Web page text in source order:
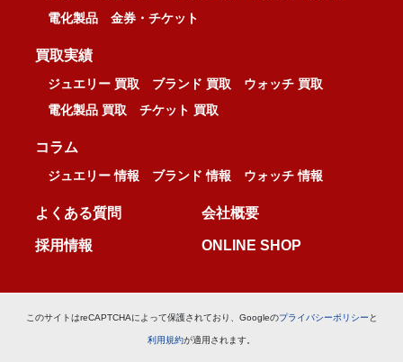
電化製品
金券・チケット
買取実績
ジュエリー 買取 ブランド 買取
ウォッチ 買取
電化製品 買取
チケット 買取
コラム
ジュエリー 情報 ブランド 情報 ウォッチ 情報
よくある質問 会社概要
採用情報 ONLINE SHOP
このサイトはreCAPTCHAによって保護されており、Googleのプライバシーポリシー と
利用規約が適用されます。